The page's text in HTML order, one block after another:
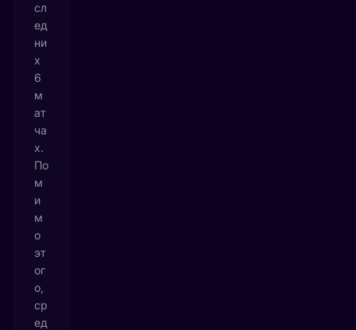
сл
ед
ни
х
6
м
ат
ча
х.
По
м
и
м
о
эт
ог
о,
ср
ед